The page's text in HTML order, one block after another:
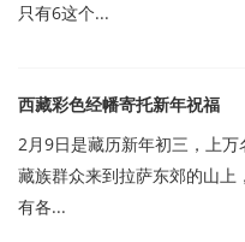
只有6这个...
西藏彩色经幡寄托新年祝福
2月9日是藏历新年初三，上万
藏族群众来到拉萨东郊的山上
有各...